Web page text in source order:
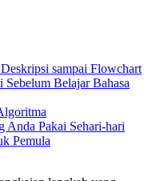
sampai Flowchart
Belajar Bahasa
Pakai Sehari-hari
Pemula